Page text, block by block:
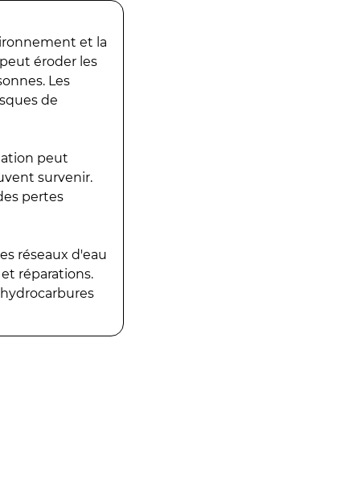
et la
éroder les
Les
de
peut
survenir.
pertes
réseaux d'eau
réparations.